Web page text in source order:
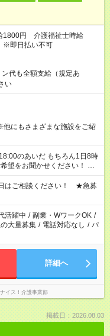
1800円 介護福祉士時給
※即日払い不可
代も全額支給（規定あ
い
にもさまざまな施設をご紹
のあいだ もちろん1日8時
望をお聞かせください！ ★
遠慮なくご相談ください。
す
はご相談ください！ ★急募
活躍中 / 副業・WワークOK /
大量募集 / 電話対応なし / パ
詳細へ
イス！介護事業部
掲載日：2026.08.03